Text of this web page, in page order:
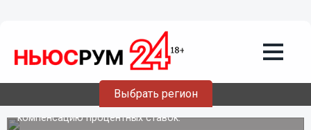
Выбрать регион
господдержки на реализацию трёх
промышленных проектов на
территории региона
Данные проекты получили приоритетный статус, что
позволит им получить налоговые и льготы и частичную
компенсацию процентных ставок.